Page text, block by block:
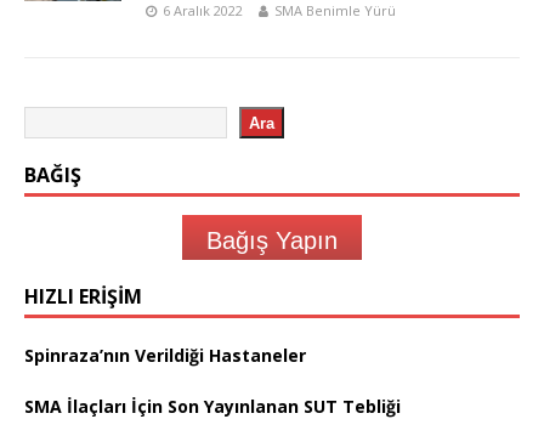
6 Aralık 2022 SMA Benimle Yürü
Ara
BAĞIŞ
Bağış Yapın
HIZLI ERIŞIM
Spinraza’nın Verildiği Hastaneler
SMA İlaçları İçin Son Yayınlanan SUT Tebliği